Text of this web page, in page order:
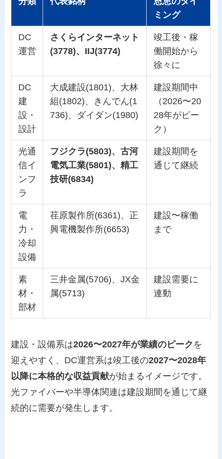
ミング
DC
運営
さくらインターネット
(3778)、IIJ(3774)
竣工後・稼
働開始から
徐々に
DC
建
設・
設計
大成建設(1801)、大林
組(1802)、きんでん(1
736)、ダイダン(1980)
建設期間中
（2026〜20
28年がピー
ク）
光通
信イ
ンフ
ラ
フジクラ(5803)、古河
電気工業(5801)、精工
技研(6834)
建設期間を
通じて継続
電
力・
冷却
設備
荏原製作所(6361)、正
興電機製作所(6653)
建設〜稼働
まで
素
材・
部材
三井金属(5706)、JX金
属(5713)
建設需要に
連動
建設・設備系は2026〜2027年が業績のピーク を
迎えやすく、DC運営系は竣工後の2027〜2028年
以降に本格的な収益貢献が始まるイメージです。
光ファイバーや半導体関連は建設期間を通じて継
続的に需要が発生します。